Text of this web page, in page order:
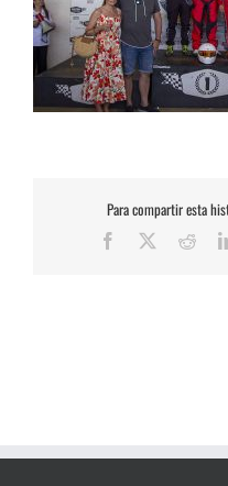
Para compartir esta
Facebook